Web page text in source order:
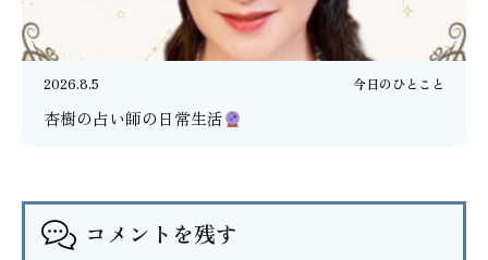
2026.8.5 今日のひとこと
杏樹の占い師の日常生活
コメントを残す